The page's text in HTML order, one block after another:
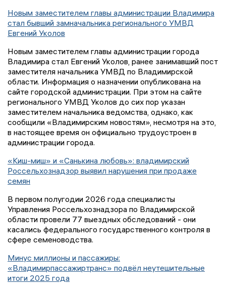
Новым заместителем главы администрации Владимира
стал бывший замначальника регионального УМВД
Евгений Уколов
Новым заместителем главы администрации города
Владимира стал Евгений Уколов, ранее занимавший пост
заместителя начальника УМВД по Владимирской
области. Информация о назначении опубликована на
сайте городской администрации. При этом на сайте
регионального УМВД Уколов до сих пор указан
заместителем начальника ведомства, однако, как
сообщили «Владимирским новостям», несмотря на это,
в настоящее время он официально трудоустроен в
администрации города.
«Киш-миш» и «Санькина любовь»: владимирский
Россельхознадзор выявил нарушения при продаже
семян
В первом полугодии 2026 года специалисты
Управления Россельхознадзора по Владимирской
области провели 77 выездных обследований - они
касались федерального государственного контроля в
сфере семеноводства.
Минус миллионы и пассажиры:
«Владимирпассажиртранс» подвёл неутешительные
итоги 2025 года